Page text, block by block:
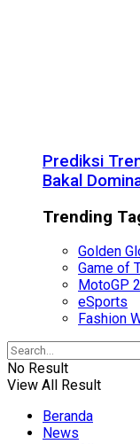
Prediksi
Bakal
Trending
Golden
Game of
MotoGP
eSports
Fashion
No Result
View All Result
Beranda
News